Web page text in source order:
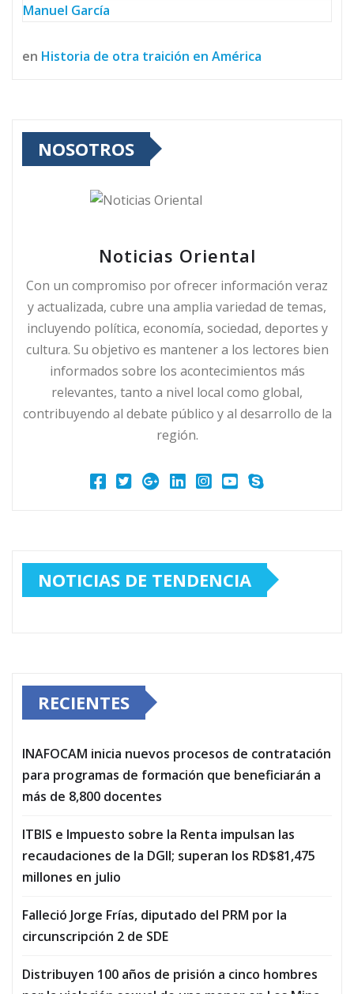
Manuel García
en Historia de otra traición en América
NOSOTROS
Noticias Oriental
Con un compromiso por ofrecer información veraz
y actualizada, cubre una amplia variedad de temas,
incluyendo política, economía, sociedad, deportes y
cultura. Su objetivo es mantener a los lectores bien
informados sobre los acontecimientos más
relevantes, tanto a nivel local como global,
contribuyendo al debate público y al desarrollo de la
región.
NOTICIAS DE TENDENCIA
RECIENTES
INAFOCAM inicia nuevos procesos de contratación
para programas de formación que beneficiarán a
más de 8,800 docentes
ITBIS e Impuesto sobre la Renta impulsan las
recaudaciones de la DGII; superan los RD$81,475
millones en julio
Falleció Jorge Frías, diputado del PRM por la
circunscripción 2 de SDE
Distribuyen 100 años de prisión a cinco hombres